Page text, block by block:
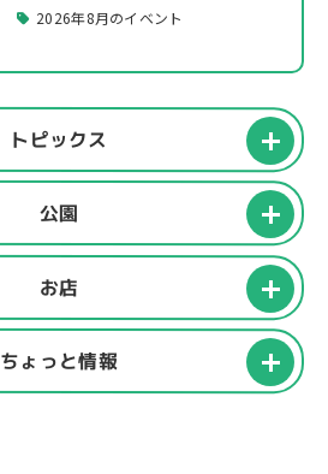
2026年8月のイベント
トピックス
公園
お店
ちょっと情報